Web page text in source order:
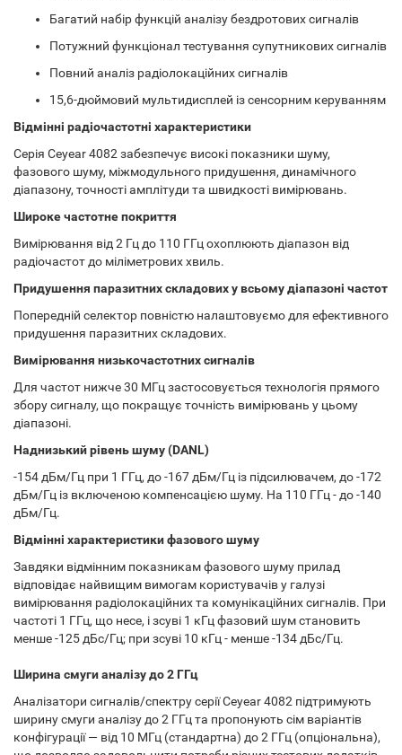
Багатий набір функцій аналізу бездротових сигналів
Потужний функціонал тестування супутникових сигналів
Повний аналіз радіолокаційних сигналів
15,6-дюймовий мультидисплей із сенсорним керуванням
Відмінні радіочастотні характеристики
Серія Ceyear 4082 забезпечує високі показники шуму,
фазового шуму, міжмодульного придушення, динамічного
діапазону, точності амплітуди та швидкості вимірювань.
Широке частотне покриття
Вимірювання від 2 Гц до 110 ГГц охоплюють діапазон від
радіочастот до міліметрових хвиль.
Придушення паразитних складових у всьому діапазоні частот
Попередній селектор повністю налаштовуємо для ефективного
придушення паразитних складових.
Вимірювання низькочастотних сигналів
Для частот нижче 30 МГц застосовується технологія прямого
збору сигналу, що покращує точність вимірювань у цьому
діапазоні.
Наднизький рівень шуму (DANL)
-154 дБм/Гц при 1 ГГц, до -167 дБм/Гц із підсилювачем, до -172
дБм/Гц із включеною компенсацією шуму. На 110 ГГц - до -140
дБм/Гц.
Відмінні характеристики фазового шуму
Завдяки відмінним показникам фазового шуму прилад
відповідає найвищим вимогам користувачів у галузі
вимірювання радіолокаційних та комунікаційних сигналів. При
частоті 1 ГГц, що несе, і зсуві 1 кГц фазовий шум становить
менше -125 дБс/Гц; при зсуві 10 кГц - менше -134 дБс/Гц.
Ширина смуги аналізу до 2 ГГц
Аналізатори сигналів/спектру серії Ceyear 4082 підтримують
ширину смуги аналізу до 2 ГГц та пропонують сім варіантів
конфігурації — від 10 МГц (стандартна) до 2 ГГц (опціональна),